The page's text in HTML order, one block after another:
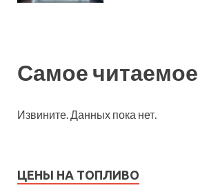
Самое читаемое
Извините. Данных пока нет.
ЦЕНЫ НА ТОПЛИВО